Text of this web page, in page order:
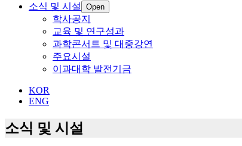
소식 및 시설
Open
학사공지
교육 및 연구성과
과학콘서트 및 대중강연
주요시설
이과대학 발전기금
KOR
ENG
소식 및 시설